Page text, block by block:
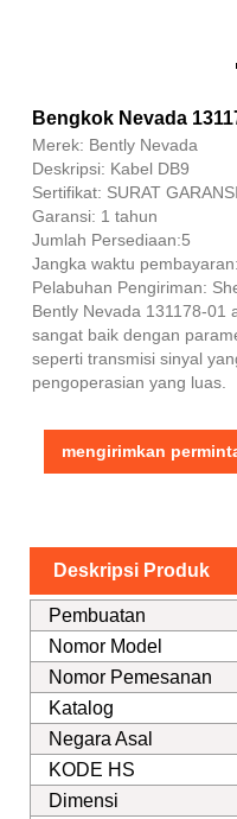
Bengkok Nevada
Merek: Bently Nevada
Deskripsi: Kabel DB9
Sertifikat: SURAT
Garansi: 1 tahun
Jumlah Persediaan:5
Jangka waktu
Pelabuhan Pengiriman:
Bently Nevada 131178-01
sangat baik dengan
seperti transmisi sinyal
pengoperasian yang luas.
mengirimkan
Deskripsi Produk
Pembuatan
Nomor Model
Nomor Pemesanan
Katalog
Negara Asal
KODE HS
Dimensi